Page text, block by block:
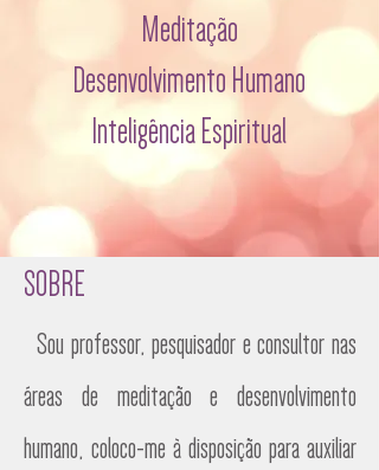
Meditação
Desenvolvimento Humano
Inteligência Espiritual
SOBRE
Sou professor, pesquisador e consultor nas
áreas de meditação e desenvolvimento
humano, coloco-me à disposição para auxiliar